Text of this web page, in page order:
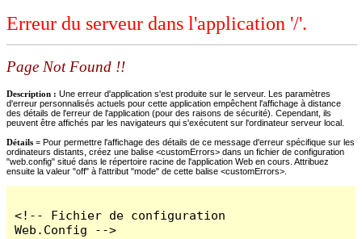
Erreur du serveur dans l'application '/'.
Page Not Found !!
Description : Une erreur d'application s'est produite sur le serveur. Les paramètres
d'erreur personnalisés actuels pour cette application empêchent l'affichage à distance
des détails de l'erreur de l'application (pour des raisons de sécurité). Cependant, ils
peuvent être affichés par les navigateurs qui s'exécutent sur l'ordinateur serveur local.
Détails = Pour permettre l'affichage des détails de ce message d'erreur spécifique sur les
ordinateurs distants, créez une balise <customErrors> dans un fichier de configuration
"web.config" situé dans le répertoire racine de l'application Web en cours. Attribuez
ensuite la valeur "off" à l'attribut "mode" de cette balise <customErrors>.
<!-- Fichier de configuration
Web.Config -->